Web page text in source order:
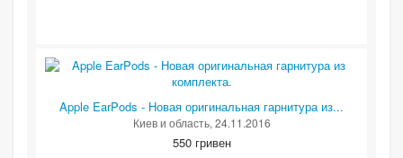
Apple EarPods - Новая оригинальная гарнитура из...
Киев и область, 24.11.2016
550 гривен